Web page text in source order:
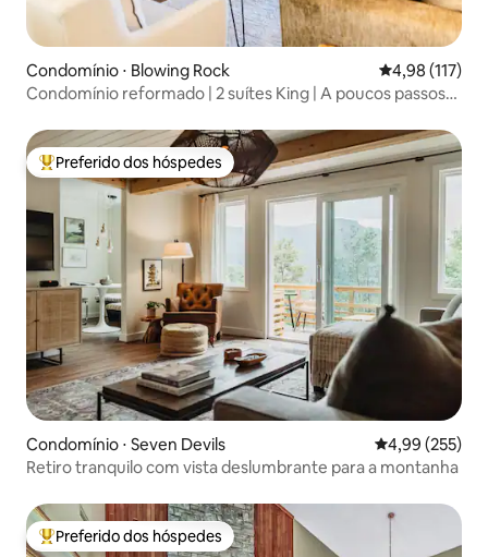
Condomínio ⋅ Blowing Rock 4,98 de uma
4,98 (117)
Condomínio reformado | 2 suítes King | A poucos passos
Entre os melhores preferidos dos hóspedes
Preferido dos hóspedes
Condomínio ⋅ Seven Devils 4,99 de uma
4,99 (255)
Retiro tranquilo com vista deslumbrante para a montanha
Entre os melhores preferidos dos hóspedes
Preferido dos hóspedes